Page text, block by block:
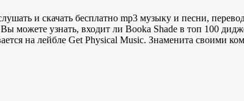
и скачать бесплатно mp3 музыку и песни,
можете узнать, входит ли Booka Shade в топ 100
на лейбле Get Physical Music. Знаменита своими